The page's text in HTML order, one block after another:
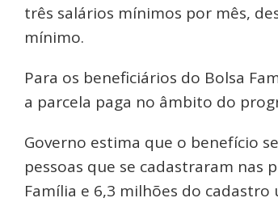
três salários mínimos por mês,
mínimo.
Para os beneficiários do Bolsa
a parcela paga no âmbito do
Governo estima que o benefício
pessoas que se cadastraram nas
Família e 6,3 milhões do